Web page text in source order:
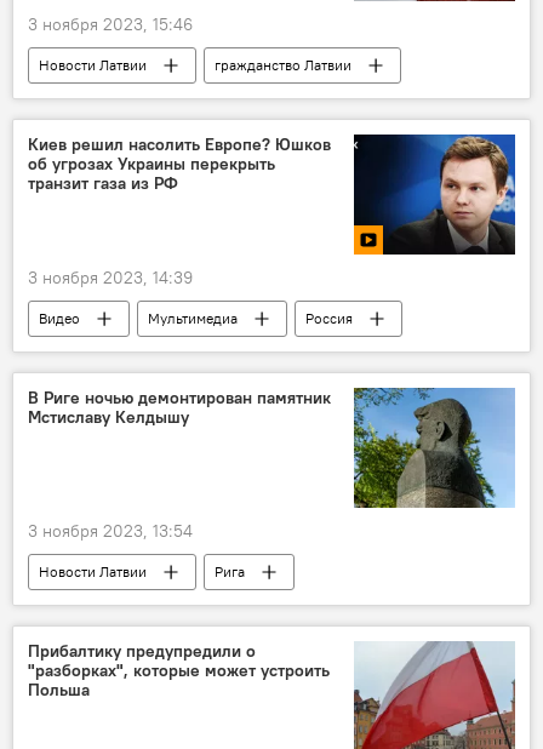
3 ноября 2023, 15:46
Новости Латвии
гражданство Латвии
Сейм
Киев решил насолить Европе? Юшков
об угрозах Украины перекрыть
транзит газа из РФ
3 ноября 2023, 14:39
Видео Мультимедиа
Россия
Европа
Украина
газ
Газпром
транзит газа
Игорь Юшков
В Риге ночью демонтирован памятник
Мстиславу Келдышу
3 ноября 2023, 13:54
Новости Латвии
Рига
Война с памятниками
Прибалтику предупредили о
"разборках", которые может устроить
Польша